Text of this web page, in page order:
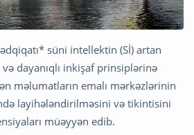
süni intellektin (Sİ) artan
dayanıqlı inkişaf prinsiplərinə
məlumatların emalı mərkəzlərinin
layihələndirilməsini və tikintisini
müəyyən edib.